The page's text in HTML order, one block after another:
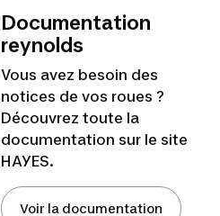
Documentation
reynolds
Vous avez besoin des
notices de vos roues ?
Découvrez toute la
documentation sur le site
HAYES.
Voir la documentation